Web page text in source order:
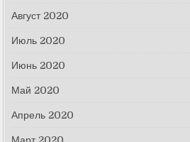
Август 2020
Июль 2020
Июнь 2020
Май 2020
Апрель 2020